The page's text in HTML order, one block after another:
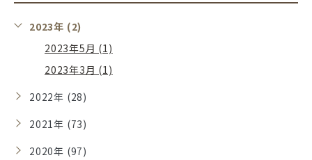
2023年 (2)
2023年5月 (1)
2023年3月 (1)
2022年 (28)
2021年 (73)
2020年 (97)